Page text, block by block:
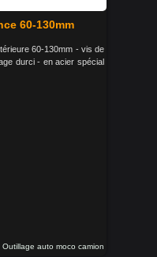
60-130mm
60-130mm - vis de
durci - en acier spécial
Outillage auto moco camion